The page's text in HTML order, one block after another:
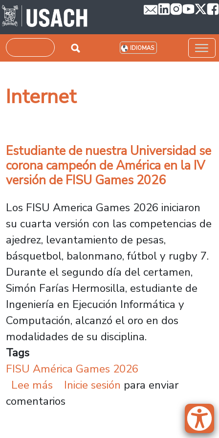
Pasar al contenido principal
Buscar IDIOMAS
Internet
Estudiante de nuestra Universidad se
corona campeón de América en la IV
versión de FISU Games 2026
Los FISU America Games 2026 iniciaron
su cuarta versión con las competencias de
ajedrez, levantamiento de pesas,
básquetbol, balonmano, fútbol y rugby 7.
Durante el segundo día del certamen,
Simón Farías Hermosilla, estudiante de
Ingeniería en Ejecución Informática y
Computación, alcanzó el oro en dos
modalidades de su disciplina.
Tags
FISU América Games 2026
Lee más sobre Estudiante de nuestra
Inicie sesión para enviar
comentarios